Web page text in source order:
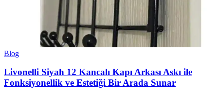
Blog
Livonelli Siyah 12 Kancalı Kapı Arkası Askı ile
Fonksiyonellik ve Estetiği Bir Arada Sunar